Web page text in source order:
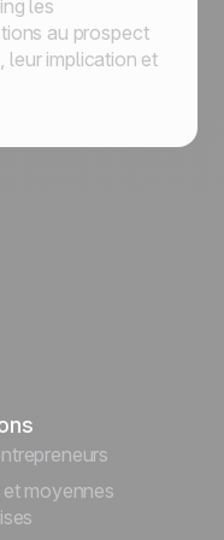
les
au prospect
leur implication et
moyennes